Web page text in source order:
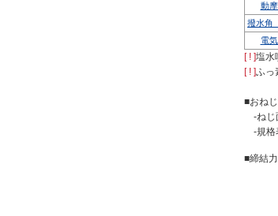
動
撥水角
電
[ ! ]塩水
[ ! ]ふっ
■おね
-ねじ
-規格
■締結